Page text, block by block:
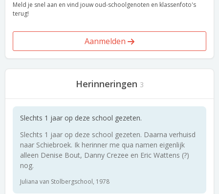
Meld je snel aan en vind jouw oud-schoolgenoten en klassenfoto's
terug!
Aanmelden
Herinneringen 3
Slechts 1 jaar op deze school gezeten.
Slechts 1 jaar op deze school gezeten. Daarna verhuisd
naar Schiebroek. Ik herinner me qua namen eigenlijk
alleen Denise Bout, Danny Crezee en Eric Wattens (?)
nog.
Juliana van Stolbergschool, 1978